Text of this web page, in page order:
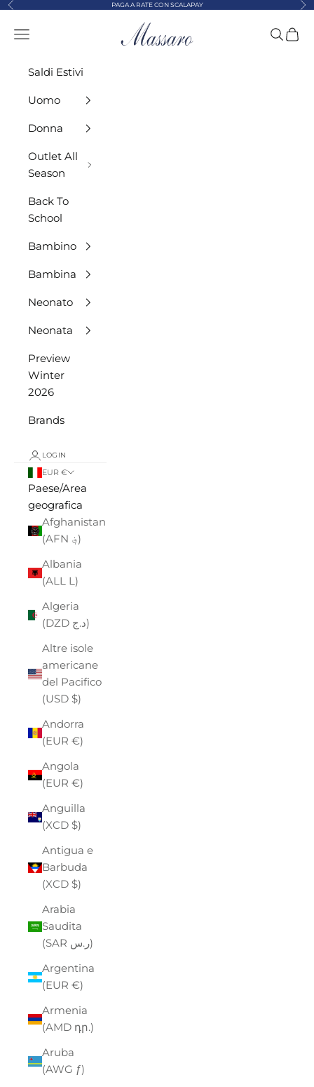
Vai al contenuto
Precedente PAGA A RATE CON SCALAPAY
MASSARO ABBIGLIAMENTO
Menù Cerca
Saldi Estivi
Uomo
Donna
Outlet All
Season
Back To
School
Bambino
Bambina
Neonato
Neonata
Preview
Winter
2026
Brands
LOGIN
EUR €
Paese/Area
geografica
Afghanistan
(AFN ؋)
Albania
(ALL L)
Algeria
(DZD د.ج)
Altre isole
americane
del Pacifico
(USD $)
Andorra
(EUR €)
Angola
(EUR €)
Anguilla
(XCD $)
Antigua e
Barbuda
(XCD $)
Arabia
Saudita
(SAR ر.س)
Argentina
(EUR €)
Armenia
(AMD դր.)
Aruba
(AWG ƒ)